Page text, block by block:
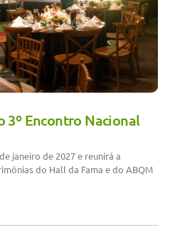
Encontro Nacional
janeiro de 2027 e reunirá a
do Hall da Fama e do ABQM